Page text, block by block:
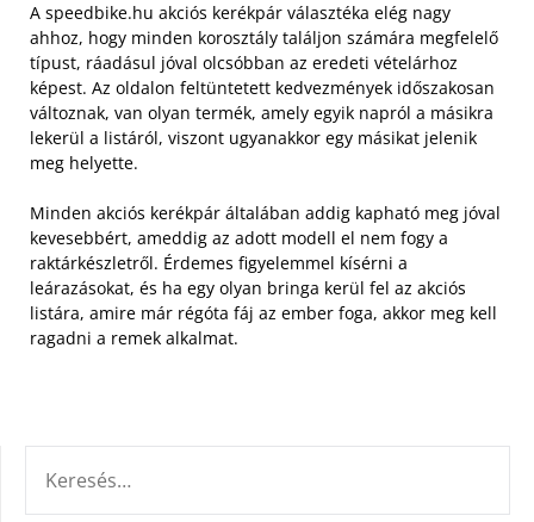
A speedbike.hu akciós kerékpár választéka elég nagy
ahhoz, hogy minden korosztály találjon számára megfelelő
típust, ráadásul jóval olcsóbban az eredeti vételárhoz
képest. Az oldalon feltüntetett kedvezmények időszakosan
változnak, van olyan termék, amely egyik napról a másikra
lekerül a listáról, viszont ugyanakkor egy másikat jelenik
meg helyette.
Minden akciós kerékpár általában addig kapható meg jóval
kevesebbért, ameddig az adott modell el nem fogy a
raktárkészletről. Érdemes figyelemmel kísérni a
leárazásokat, és ha egy olyan bringa kerül fel az akciós
listára, amire már régóta fáj az ember foga, akkor meg kell
ragadni a remek alkalmat.